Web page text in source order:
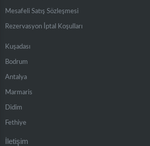
Mesafeli Satış Sözleşmesi
Rezervasyon İptal Koşulları
Kuşadası
Bodrum
Antalya
Marmaris
Didim
Fethiye
İletişim